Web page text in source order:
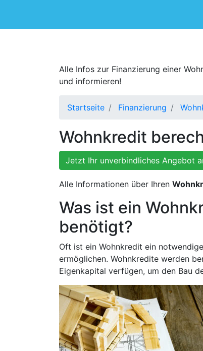
Alle Infos zur Finanzierung einer
und informieren!
Startseite Finanzierung
Wohnkredit
Jetzt Ihr unverbindliches Angebot
Alle Informationen über Ihren
Was ist ein
benötigt?
Oft ist ein Wohnkredit ein
ermöglichen. Wohnkredite werden
Eigenkapital verfügen, um den Bau